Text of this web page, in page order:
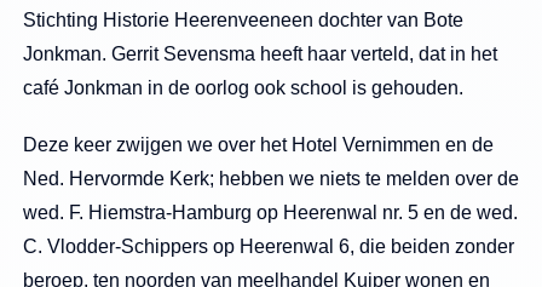
Stichting Historie Heerenveeneen dochter van Bote
Jonkman. Gerrit Sevensma heeft haar verteld, dat in het
café Jonkman in de oorlog ook school is gehouden.
Deze keer zwijgen we over het Hotel Vernimmen en de
Ned. Hervormde Kerk; hebben we niets te melden over de
wed. F. Hiemstra-Hamburg op Heerenwal nr. 5 en de wed.
C. Vlodder-Schippers op Heerenwal 6, die beiden zonder
beroep, ten noorden van meelhandel Kuiper wonen en